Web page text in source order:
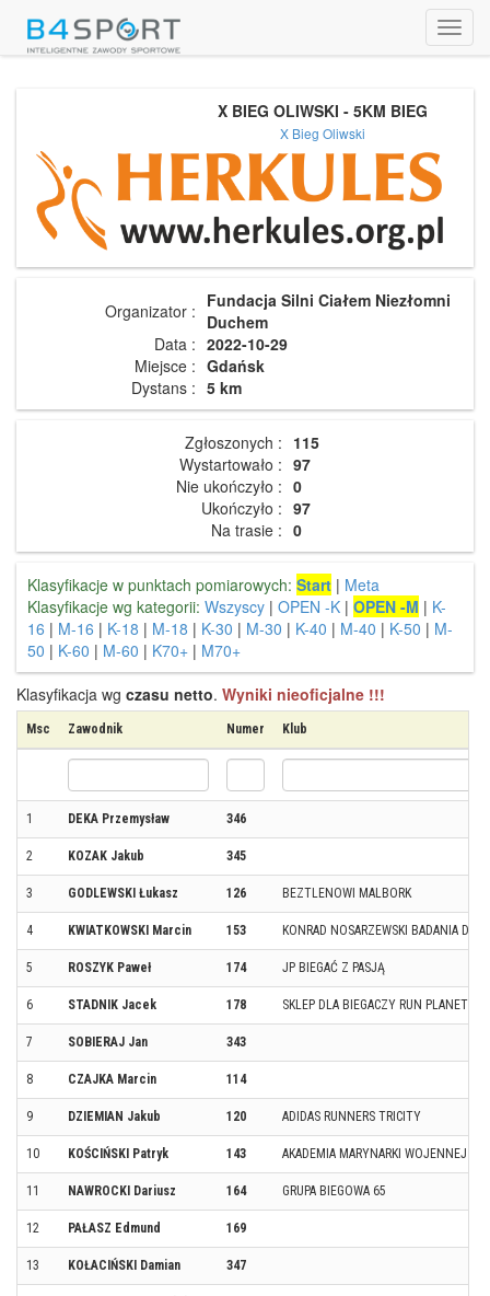
X BIEG OLIWSKI - 5KM BIEG
X Bieg Oliwski
Organizator : Fundacja Silni Ciałem Niezłomni
Duchem
Data : 2022-10-29
Miejsce : Gdańsk
Dystans : 5 km
Zgłoszonych : 115
Wystartowało : 97
Nie ukończyło : 0
Ukończyło : 97
Na trasie : 0
Klasyfikacje w punktach pomiarowych: Start | Meta
Klasyfikacje wg kategorii: Wszyscy | OPEN -K | OPEN -M | K-
16 | M-16 | K-18 | M-18 | K-30 | M-30 | K-40 | M-40 | K-50 | M-
50 | K-60 | M-60 | K70+ | M70+
Klasyfikacja wg czasu netto. Wyniki nieoficjalne !!!
Msc Zawodnik Numer Klub
1 DEKA Przemysław 346
2 KOZAK Jakub 345
3 GODLEWSKI Łukasz 126 BEZTLENOWI MALBORK
4 KWIATKOWSKI Marcin 153 KONRAD NOSARZEWSKI BADANIA
5 ROSZYK Paweł 174 JP BIEGAĆ Z PASJĄ
6 STADNIK Jacek 178 SKLEP DLA BIEGACZY RUN PLANET
7 SOBIERAJ Jan 343
8 CZAJKA Marcin 114
9 DZIEMIAN Jakub 120 ADIDAS RUNNERS TRICITY
10 KOŚCIŃSKI Patryk 143 AKADEMIA MARYNARKI WOJENNEJ
11 NAWROCKI Dariusz 164 GRUPA BIEGOWA 65
12 PAŁASZ Edmund 169
13 KOŁACIŃSKI Damian 347